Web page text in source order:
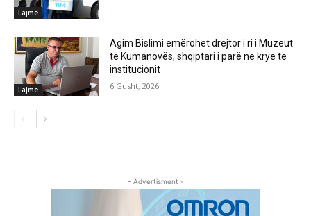
Lajme
Lajme
Agim Bislimi emërohet drejtor i ri i Muzeut
të Kumanovës, shqiptari i parë në krye të
institucionit
6 Gusht, 2026
- Advertisment -